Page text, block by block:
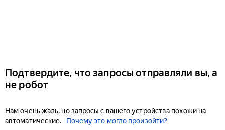
Подтвердите, что запросы отправляли вы, а
не робот
Нам очень жаль, но запросы с вашего устройства похожи на
автоматические.
Почему это могло произойти?